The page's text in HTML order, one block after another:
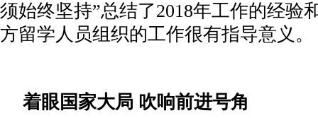
须始终坚持”总结了2018年工作的经验
方留学人员组织的工作很有指导意义。
着眼国家大局 吹响前进号角